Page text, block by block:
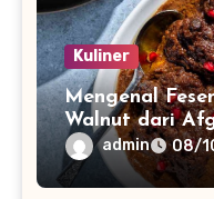
Kuliner
Mengenal
Walnut dari
admin 08/